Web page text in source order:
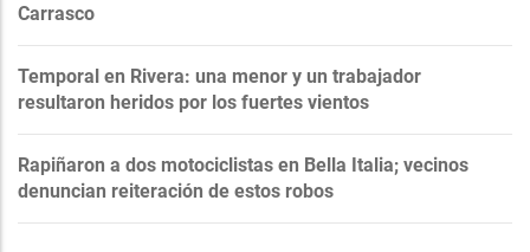
Carrasco
Temporal en Rivera: una menor y un trabajador
resultaron heridos por los fuertes vientos
Rapiñaron a dos motociclistas en Bella Italia; vecinos
denuncian reiteración de estos robos